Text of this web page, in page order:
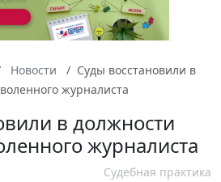
Новости
Суды восстановили в
журналиста
в должности
журналиста
Судебная практика